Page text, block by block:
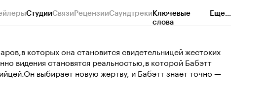
СтудииСвязиРецензииСаундтрекиКлючевые
слова
Еще...
которых она становится свидетельницей жестоких
видения становятся реальностью,в которой Бабэтт
выбирает новую жертву, и Бабэтт знает точно —